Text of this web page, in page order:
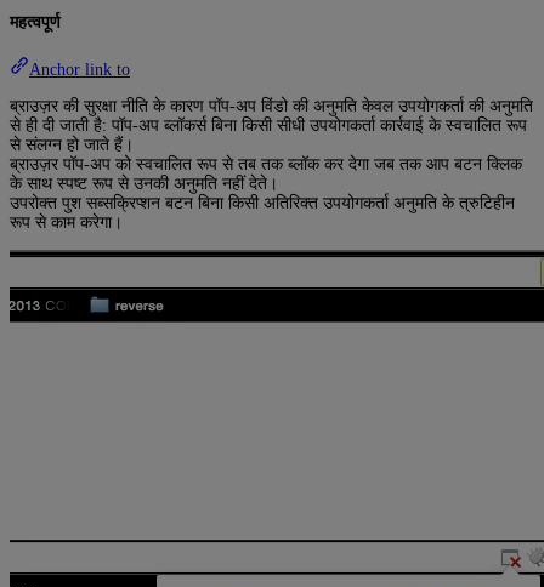
महत्वपूर्ण
Anchor link to
ब्राउज़र की सुरक्षा नीति के कारण पॉप-अप विंडो की अनुमति केवल उपयोगकर्ता की अनुमति
से ही दी जाती है: पॉप-अप ब्लॉकर्स बिना किसी सीधी उपयोगकर्ता कार्रवाई के स्वचालित रूप
से संलग्न हो जाते हैं।
ब्राउज़र पॉप-अप को स्वचालित रूप से तब तक ब्लॉक कर देगा जब तक आप बटन क्लिक
के साथ स्पष्ट रूप से उनकी अनुमति नहीं देते।
उपरोक्त पुश सब्सक्रिप्शन बटन बिना किसी अतिरिक्त उपयोगकर्ता अनुमति के त्रुटिहीन
रूप से काम करेगा।